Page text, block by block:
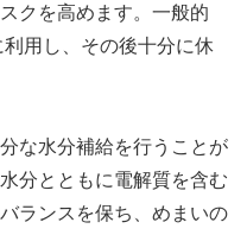
クを高めます。一般的
用し、その後十分に休
な水分補給を行うことが
分とともに電解質を含む
ランスを保ち、めまいの